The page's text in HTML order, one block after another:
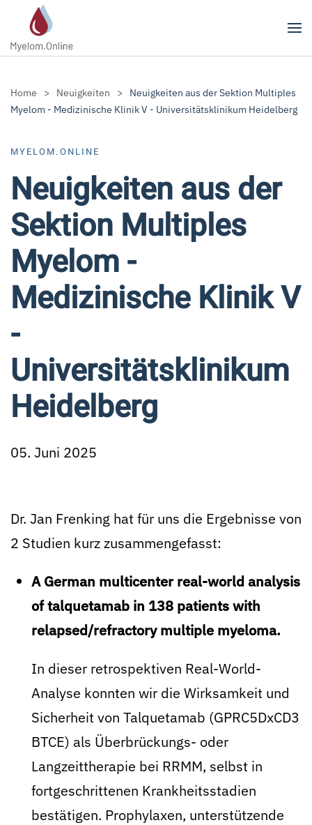
Zum Hauptinhalt springen
Home Neuigkeiten
Neuigkeiten aus der Sektion Multiples
Myelom - Medizinische Klinik V - Universitätsklinikum Heidelberg
MYELOM.ONLINE
Neuigkeiten aus der
Sektion Multiples
Myelom -
Medizinische Klinik V
-
Universitätsklinikum
Heidelberg
05. Juni 2025
Dr. Jan Frenking hat für uns die Ergebnisse von
2 Studien kurz zusammengefasst:
A German multicenter real-world analysis
of talquetamab in 138 patients with
relapsed/refractory multiple myeloma.
In dieser retrospektiven Real-World-
Analyse konnten wir die Wirksamkeit und
Sicherheit von Talquetamab (GPRC5DxCD3
BTCE) als Überbrückungs- oder
Langzeittherapie bei RRMM, selbst in
fortgeschrittenen Krankheitsstadien
bestätigen. Prophylaxen, unterstützende